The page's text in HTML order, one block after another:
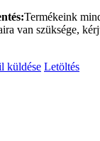
Termékeink
van szüksége,
küldése Letöltés